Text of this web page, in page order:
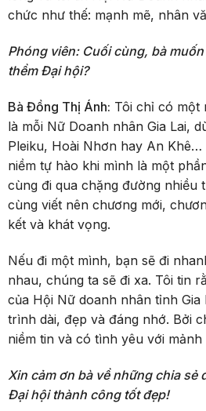
chức như thế: mạnh mẽ, nhân
Phóng viên: Cuối cùng, bà
thềm Đại hội?
Bà Đồng Thị Ánh: Tôi chỉ có một
là mỗi Nữ Doanh nhân Gia Lai,
Pleiku, Hoài Nhơn hay An
niềm tự hào khi mình là một
cùng đi qua chặng đường nhiều
cùng viết nên chương mới,
kết và khát vọng.
Nếu đi một mình, bạn sẽ đi
nhau, chúng ta sẽ đi xa. Tôi tin
của Hội Nữ doanh nhân tỉnh Gia
trình dài, đẹp và đáng nhớ. Bởi
niềm tin và có tình yêu với mảnh
Xin cảm ơn bà về những chia sẻ
Đại hội thành công tốt đẹp!